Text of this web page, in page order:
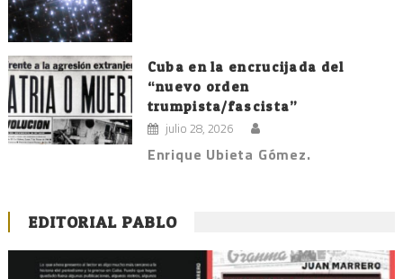
Cuba en la encrucijada del
“nuevo orden
trumpista/fascista”
julio 28, 2026
Enrique Ubieta Gómez.
EDITORIAL PABLO